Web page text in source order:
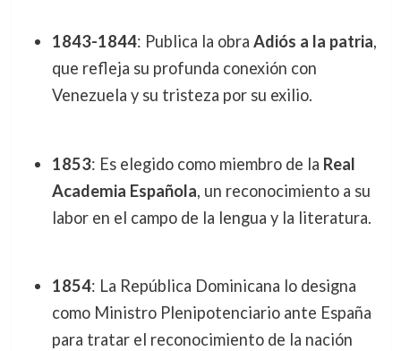
1843-1844: Publica la obra Adiós a la patria,
que refleja su profunda conexión con
Venezuela y su tristeza por su exilio.
1853: Es elegido como miembro de la Real
Academia Española, un reconocimiento a su
labor en el campo de la lengua y la literatura.
1854: La República Dominicana lo designa
como Ministro Plenipotenciario ante España
para tratar el reconocimiento de la nación